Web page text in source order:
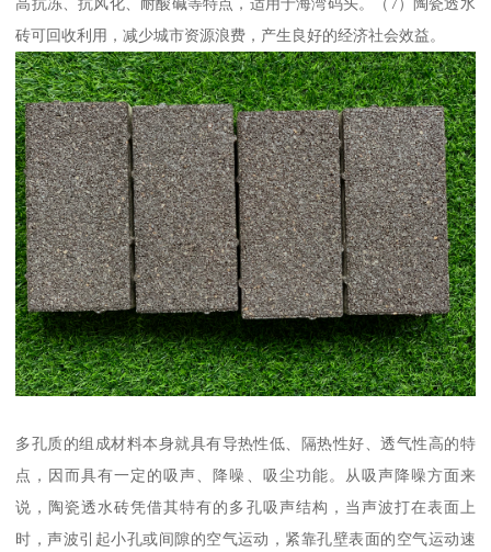
砖可回收利用，减少城市资源浪费，产生良好的经济社会效益。
多孔质的组成材料本身就具有导热性低、隔热性好、透气性高的特
点，因而具有一定的吸声、降噪、吸尘功能。从吸声降噪方面来
说，陶瓷透水砖凭借其特有的多孔吸声结构，当声波打在表面上
时，声波引起小孔或间隙的空气运动，紧靠孔壁表面的空气运动速